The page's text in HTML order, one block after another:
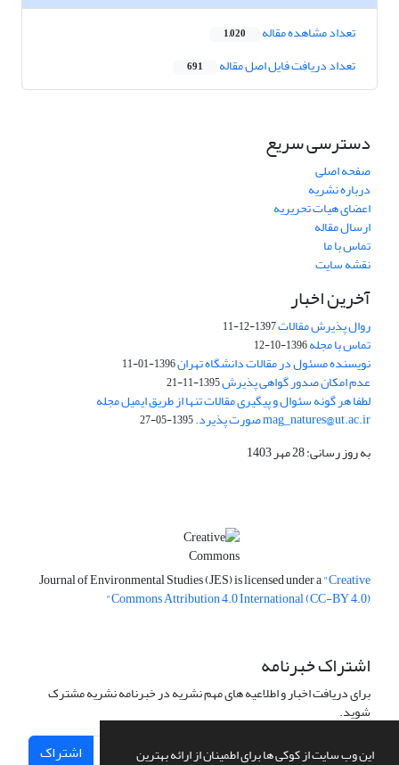
این وب سایت از کوکی ها برای اطمینان از ارائه بهترین
تعداد مشاهده مقاله 1,020
تعداد دریافت فایل اصل مقاله 691
دسترسی سریع
صفحه اصلی
درباره نشریه
اعضای هیات تحریریه
ارسال مقاله
تماس با ما
نقشه سایت
آخرین اخبار
روال پذیرش مقالات1397-12-11
تماس با مجله1396-10-12
نویسنده مسئول در مقالات دانشگاه تهران1396-01-11
عدم امکان صدور گواهی پذیرش1395-11-21
لطفا هر گونه سئوال و پیگیری مقالات تنها از طریق ایمیل مجله
mag_natures@ut.ac.ir صورت پذیرد. 1395-05-27
به روز رسانی: 28 مهر 1403
Journal of Environmental Studies (JES) is licensed under a"Creative
Commons Attribution 4.0 International (CC-BY 4.0)"
اشتراک خبرنامه
برای دریافت اخبار و اطلاعیه های مهم نشریه در خبرنامه نشریه مشترک
شوید.
اشتراک